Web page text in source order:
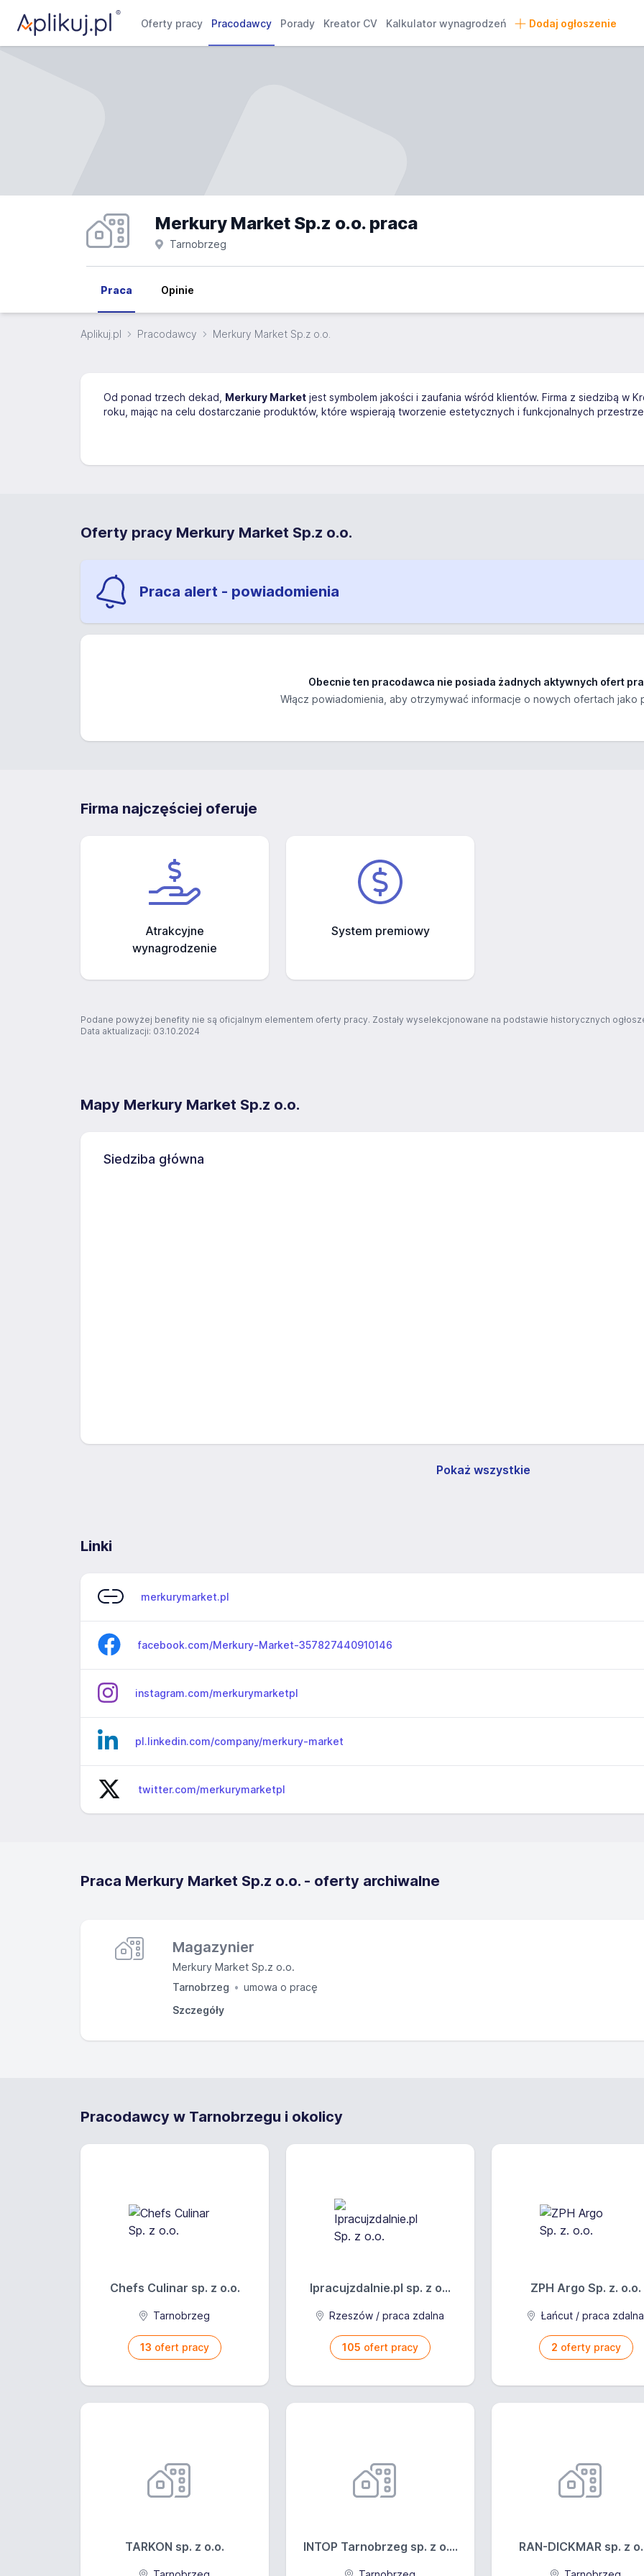
Oferty pracy Pracodawcy Porady Kreator CV Kalkulator wynagrodzeń Dodaj ogłoszenie
Merkury Market Sp.z o.o. praca
Tarnobrzeg
Praca Opinie
Aplikuj.pl Pracodawcy Merkury Market Sp.z o.o.
Od ponad trzech dekad, Merkury Market jest symbolem jakości i zaufania wśród klientów. Firma z siedzibą w
roku, mając na celu dostarczanie produktów, które wspierają tworzenie estetycznych i funkcjonalnych
Oferty pracy Merkury Market Sp.z o.o.
Praca alert - powiadomienia
Obecnie ten pracodawca nie posiada żadnych aktywnych ofert
Włącz powiadomienia, aby otrzymywać informacje o nowych ofertach jako
Firma najczęściej oferuje
Atrakcyjne
wynagrodzenie
System premiowy
Podane powyżej benefity nie są oficjalnym elementem oferty pracy. Zostały wyselekcjonowane na podstawie historycznych
Data aktualizacji: 03.10.2024
Mapy Merkury Market Sp.z o.o.
Siedziba główna
Pokaż wszystkie
Linki
merkurymarket.pl
facebook.com/Merkury-Market-357827440910146
instagram.com/merkurymarketpl
pl.linkedin.com/company/merkury-market
twitter.com/merkurymarketpl
Praca Merkury Market Sp.z o.o. - oferty archiwalne
Magazynier
Merkury Market Sp.z o.o.
Tarnobrzeg
umowa o pracę
Szczegóły
Zakres obowiązków
(fizycznie i systemowo), oraz za zapewnienie prawidłowości pracy na magazynie
godz. 8-20, system czasu pracy równoważny (praca według grafiku)
Wykształcenie: zasadnicze zawodowe
Uprawnienia: kierowca wózków widłowych
Inne wymagania: uprawnienia na wózki widłowe UDT
Wynagrodzenie brutto: od 4 000 PLN
System wynagrodzenia: Czasowo-premiowy ze staw. mies
Pracodawcy w Tarnobrzegu i okolicy
Chefs Culinar sp. z o.o.
Tarnobrzeg
13 ofert pracy
Ipracujzdalnie.pl sp. z o...
Rzeszów / praca zdalna
105 ofert pracy
ZPH Argo Sp. z. o.o.
Łańcut / praca zdalna
2 oferty pracy
TARKON sp. z o.o. INTOP Tarnobrzeg sp. z o.... RAN-DICKMAR sp. z